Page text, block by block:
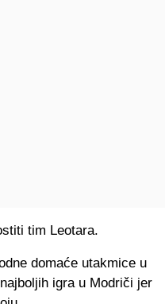
tim Leotara.
domaće utakmice u
igra u Modriči jer